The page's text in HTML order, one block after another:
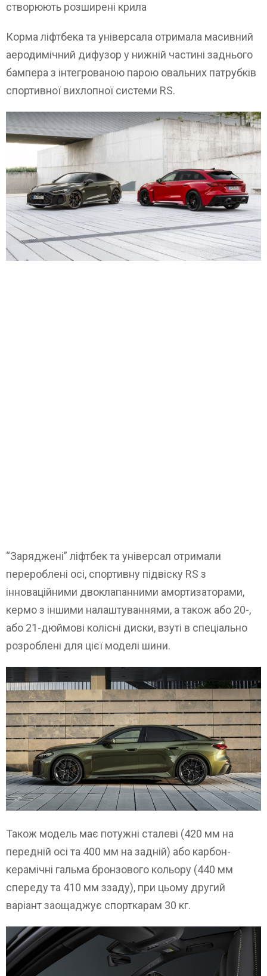
створюють розширені крила
Корма ліфтбека та універсала отримала масивний
аеродимічний дифузор у нижній частині заднього
бампера з інтегрованою парою овальних патрубків
спортивної вихлопної системи RS.
“Заряджені” ліфтбек та універсал отримали
перероблені осі, спортивну підвіску RS з
інноваційними двоклапанними амортизаторами,
кермо з іншими налаштуваннями, а також або 20-,
або 21-дюймові колісні диски, взуті в спеціально
розроблені для цієї моделі шини.
Також модель має потужні сталеві (420 мм на
передній осі та 400 мм на задній) або карбон-
керамічні гальма бронзового кольору (440 мм
спереду та 410 мм ззаду), при цьому другий
варіант заощаджує спорткарам 30 кг.